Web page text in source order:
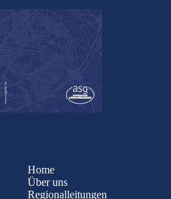
Home
Über uns
Regionalleitungen